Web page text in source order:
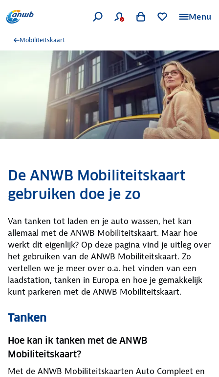
Menu
Mobiliteitskaart
De ANWB Mobiliteitskaart
gebruiken doe je zo
Van tanken tot laden en je auto wassen, het kan
allemaal met de ANWB Mobiliteitskaart. Maar hoe
werkt dit eigenlijk? Op deze pagina vind je uitleg over
het gebruiken van de ANWB Mobiliteitskaart. Zo
vertellen we je meer over o.a. het vinden van een
laadstation, tanken in Europa en hoe je gemakkelijk
kunt parkeren met de ANWB Mobiliteitskaart.
Tanken
Hoe kan ik tanken met de ANWB
Mobiliteitskaart?
Met de ANWB Mobiliteitskaarten Auto Compleet en